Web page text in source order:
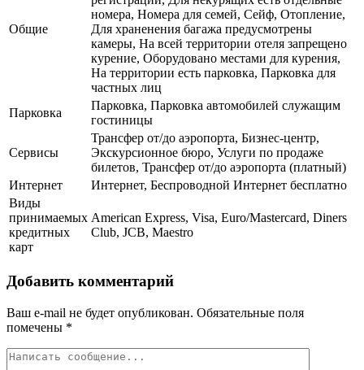
Общие
номера, Номера для семей, Сейф, Отопление,
Для храненения багажа предусмотрены
камеры, На всей территории отеля запрещено
курение, Оборудовано местами для курения,
На территории есть парковка, Парковка для
частных лиц
Парковка
Парковка, Парковка автомобилей служащим
гостиницы
Сервисы
Трансфер от/до аэропорта, Бизнес-центр,
Экскурсионное бюро, Услуги по продаже
билетов, Трансфер от/до аэропорта (платный)
Интернет
Интернет, Беспроводной Интернет бесплатно
Виды
принимаемых
кредитных
карт
American Express, Visa, Euro/Mastercard, Diners
Club, JCB, Maestro
Добавить комментарий
Ваш e-mail не будет опубликован. Обязательные поля
помечены *